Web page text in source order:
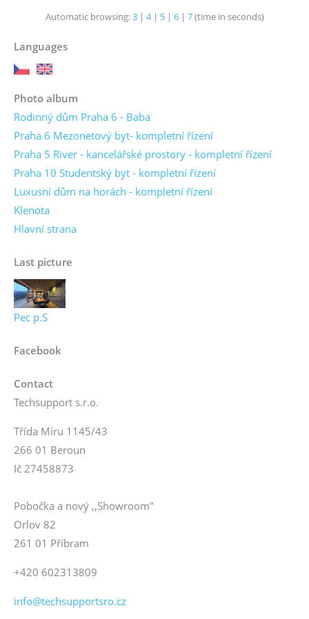
Automatic browsing:3| 4| 5| 6| 7(time in seconds)
Languages
Photo album
Rodinný dům Praha 6 - Baba
Praha 6 Mezonetový byt- kompletní řízení
Praha 5 River - kancelářské prostory - kompletní řízení
Praha 10 Studentský byt - kompletní řízení
Luxusní dům na horách - kompletní řízení
Klenota
Hlavní strana
Last picture
Pec p.S
Facebook
Contact
Techsupport s.r.o.
Třída Míru 1145/43
266 01 Beroun
Ič 27458873
Pobočka a nový ,,Showroom"
Orlov 82
261 01 Příbram
+420 602313809
info@techsupportsro.cz